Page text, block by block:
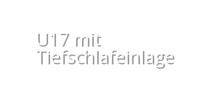
U17 mit
Tiefschlafeinlage